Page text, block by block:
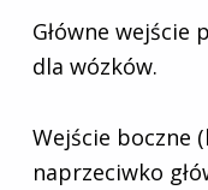
Główne wejście
dla wózków.
Wejście boczne
naprzeciwko